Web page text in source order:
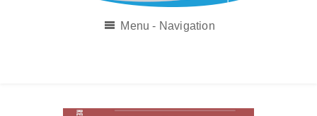
Menu - Navigation